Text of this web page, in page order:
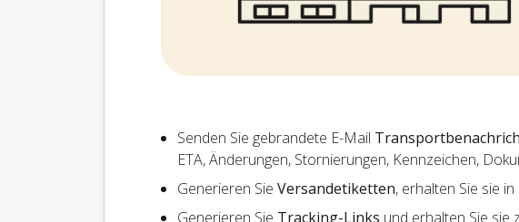
Senden Sie gebrandete E-Mail
ETA, Änderungen, Stornierungen, Kennzeichen,
Generieren Sie Versandetiketten, erhalten Sie sie
Generieren Sie Tracking-Links und erhalten Sie sie